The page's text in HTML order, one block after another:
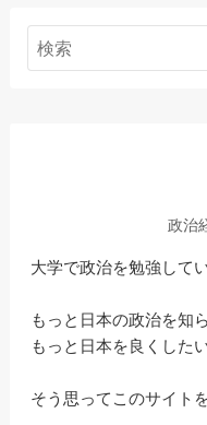
政治
大学で政治を勉強して
もっと日本の政治を知
もっと日本を良くした
そう思ってこのサイト